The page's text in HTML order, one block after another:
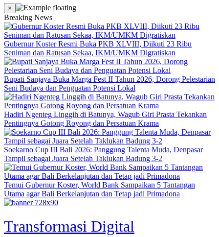
×
Breaking News
Gubernur Koster Resmi Buka PKB XLVIII, Diikuti 23 Ribu
Seniman dan Ratusan Sekaa, IKM/UMKM Digratiskan
Bupati Sanjaya Buka Marga Fest II Tahun 2026, Dorong Pelestarian
Seni Budaya dan Penguatan Potensi Lokal
Hadiri Ngenteg Linggih di Batunya, Wagub Giri Prasta Tekankan
Pentingnya Gotong Royong dan Persatuan Krama
Soekarno Cup III Bali 2026: Panggung Talenta Muda, Denpasar
Tampil sebagai Juara Setelah Taklukan Badung 3-2
Temui Gubernur Koster, World Bank Sampaikan 5 Tantangan
Utama agar Bali Berkelanjutan dan Tetap jadi Primadona
Transformasi Digital